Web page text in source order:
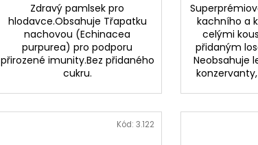
Zdravý pamlsek pro
hlodavce.Obsahuje Třapatku
nachovou (Echinacea
purpurea) pro podporu
přirozené imunity.Bez přidaného
cukru.
kachního a
celými
přidaným
Neobsahuje
Kód: 3.122